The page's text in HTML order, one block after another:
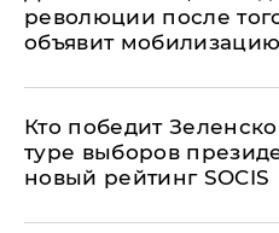
революции после
объявит мобилизацию
Кто победит
туре выборов
новый рейтинг SOCIS